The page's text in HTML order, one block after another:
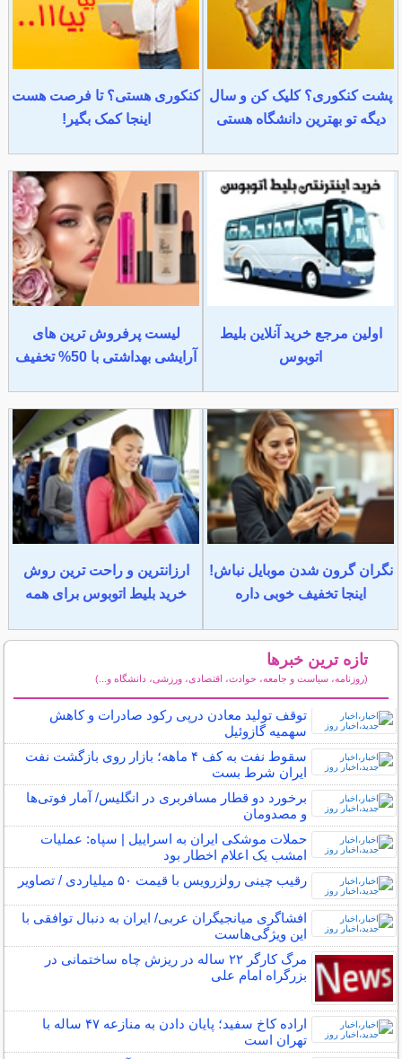
پشت کنکوری؟ کلیک کن و سال
دیگه تو بهترین دانشگاه هستی
کنکوری هستی؟ تا فرصت هست
اینجا کمک بگیر!
اولین مرجع خرید آنلاین بلیط
اتوبوس
لیست پرفروش ترین های
آرایشی بهداشتی با 50% تخفیف
نگران گرون شدن موبایل نباش!
اینجا تخفیف خوبی داره
ارزانترین و راحت ترین روش
خرید بلیط اتوبوس برای همه
تازه ترین خبرها
(روزنامه، سیاست و جامعه، حوادث، اقتصادی، ورزشی، دانشگاه و...)
توقف تولید معادن درپی رکود صادرات و کاهش
سهمیه گازوئیل
سقوط نفت به کف ۴ ماهه؛ بازار روی بازگشت نفت
ایران شرط بست
برخورد دو قطار مسافربری در انگلیس/ آمار فوتی‌ها
و مصدومان
حملات موشکی ایران به اسراییل | سپاه: عملیات
امشب یک اعلام اخطار بود
رقیب چینی رولزرویس با قیمت ۵۰ میلیاردی / تصاویر
افشاگری میانجیگران عربی/ ایران به دنبال توافقی با
این ویژگی‌هاست
مرگ کارگر ۲۲ ساله در ریزش چاه ساختمانی در
بزرگراه امام علی
اراده کاخ سفید؛ پایان دادن به منازعه ۴۷ ساله با
تهران است